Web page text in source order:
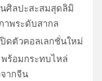
นศิลปะสะสมสุดลิมิ
พระดับสากล
เปิดตัวคอลเลกชั่นใหม่
ร้อมกระทบไหล่
จากจีน